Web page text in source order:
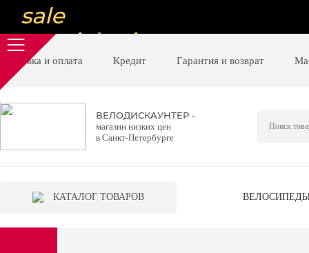
sale
special price
sale
низкие цены
вот дешево
special price
Доставка и оплата Кредит Гарантия и возврат
ВЕЛОДИСКАУНТЕР -
магазин низких цен
в Санкт-Петербурге
КАТАЛОГ ТОВАРОВ